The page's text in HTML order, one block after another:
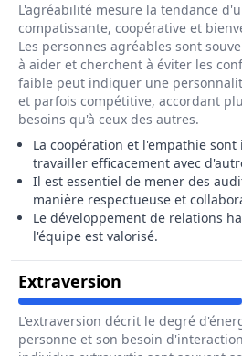
L'agréabilité mesure la tendance
compatissante, coopérative et
Les personnes agréables sont
à aider et cherchent à éviter les
faible peut indiquer une
et parfois compétitive, accordant
besoins qu'à ceux des autres.
La coopération et l'empathie
travailler efficacement avec
Il est essentiel de mener des
manière respectueuse et
Le développement de relations
l'équipe est valorisé.
Extraversion Pour Le
L'extraversion décrit le degré
personne et son besoin